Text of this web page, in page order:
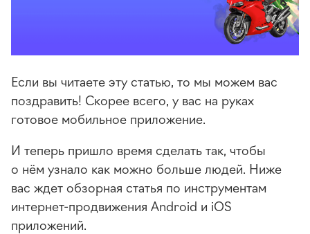
Если вы читаете эту статью, то мы можем вас
поздравить! Скорее всего, у вас на руках
готовое мобильное приложение.
И теперь пришло время сделать так, чтобы
о нём узнало как можно больше людей. Ниже
вас ждет обзорная статья по инструментам
интернет-продвижения Android и iOS
приложений.